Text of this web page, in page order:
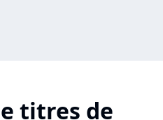
titres de